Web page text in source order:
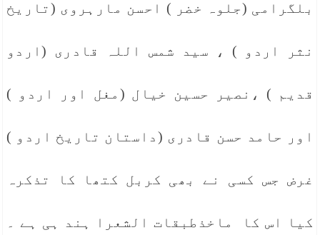
بلگرامی (جلوہ خضر ) احسن مارہروی (تاریخ
نثر اردو ) ، سید شمس اللہ قادری (اردو
قدیم ) ،نصیر حسین خیال (مغل اور اردو )
اور حامد حسن قادری (داستان تاریخ اردو )
غرض جس کسی نے بھی کربل کتھا کا تذکرہ
کیا اس کا ماخذطبقات الشعرا ہند ہی ہے ۔